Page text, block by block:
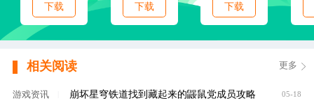
下载 下载 下载
相关阅读 更多
游戏资讯 崩坏星穹铁道找到藏起来的鼹鼠党成员攻略 05-18